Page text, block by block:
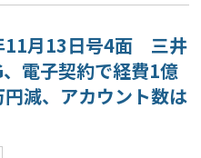
11月13日号4面 三井
電子契約で経費1億
減、アカウント数は